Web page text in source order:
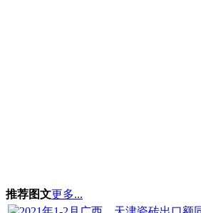
推荐图文更多...